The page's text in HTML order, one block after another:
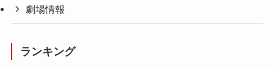
劇場情報
ランキング